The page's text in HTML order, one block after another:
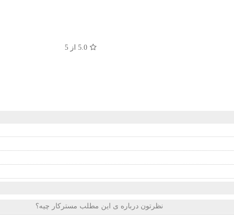
5.0 از 5
نظرتون درباره ی این مطلب مسترکار چیه؟